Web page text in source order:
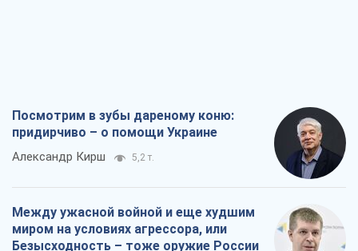
Посмотрим в зубы дареному коню:
придирчиво – о помощи Украине
Александр Кирш 5,2 т.
Между ужасной войной и еще худшим
миром на условиях агрессора, или
Безысходность – тоже оружие России